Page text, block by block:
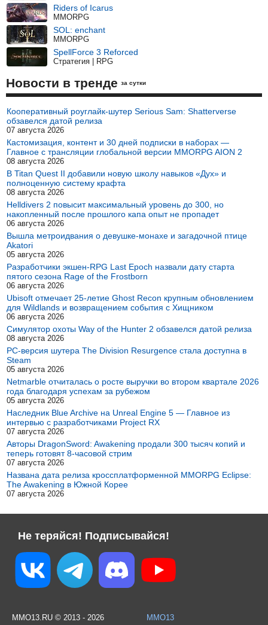
Riders of Icarus
MMORPG
SOL: enchant
MMORPG
SpellForce 3 Reforced
Стратегия | RPG
Новости в тренде за сутки
Кооперативный роуглайк-шутер Serious Sam: Shatterverse
обзавелся датой релиза
07 августа 2026
Кастомизация, контент и 30 дней подписки в наборах —
Главное с трансляции глобальной версии MMORPG AION 2
08 августа 2026
В Titan Quest II добавили новую школу навыков «Дух» и
полноценную систему крафта
08 августа 2026
Helldivers 2 повысит максимальный уровень до 300, но
накопленный после прошлого капа опыт не пропадет
06 августа 2026
Вышла метроидвания о девушке-монахе и загадочной птице
Akatori
05 августа 2026
Разработчики экшен-RPG Last Epoch назвали дату старта
пятого сезона Rage of the Frostborn
06 августа 2026
Ubisoft отмечает 25-летие Ghost Recon крупным обновлением
для Wildlands и возвращением события с Хищником
06 августа 2026
Симулятор охоты Way of the Hunter 2 обзавелся датой релиза
08 августа 2026
PC-версия шутера The Division Resurgence стала доступна в
Steam
05 августа 2026
Netmarble отчиталась о росте выручки во втором квартале 2026
года благодаря успехам за рубежом
05 августа 2026
Наследник Blue Archive на Unreal Engine 5 — Главное из
интервью с разработчиками Project RX
07 августа 2026
Авторы DragonSword: Awakening продали 300 тысяч копий и
теперь готовят 8-часовой стрим
07 августа 2026
Названа дата релиза кроссплатформенной MMORPG Eclipse:
The Awakening в Южной Корее
07 августа 2026
Не теряйся! Подписывайся!
MMO13.RU © 2013 - 2026 MMO13